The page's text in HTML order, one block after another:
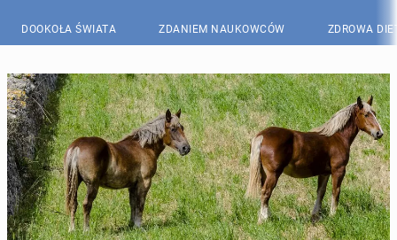
DOOKOŁA ŚWIATA ZDANIEM NAUKOWCÓW ZDROWA